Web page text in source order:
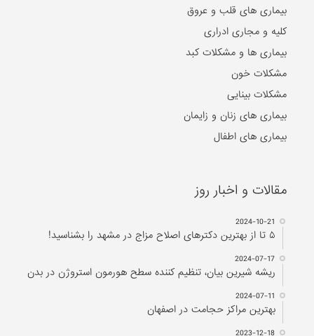
بیماری های قلب و عروق
کلیه و مجاری ادراری
بیماری ها و مشکلات کبد
مشکلات خون
مشکلات بینایی
بیماری های زنان و زایمان
بیماری های اطفال
مقالات و اخبار روز
2024-10-21
۵ تا از بهترین دکتر‌های اصلاح مزاج در مشهد را بشناسید!
2024-07-17
ریشه شیرین بیان، تنظیم کننده سطح هورمون استروژن در بدن
2024-07-11
بهترین مراکز حجامت در اصفهان
2023-12-18